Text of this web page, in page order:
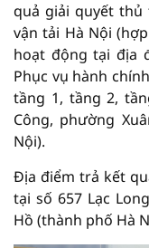
quả giải quyết thủ
vận tải Hà Nội
hoạt động tại địa
Phục vụ hành
tầng 1, tầng 2,
Công, phường
Nội).
Địa điểm trả kết
tại số 657 Lạc
Hồ (thành phố Hà